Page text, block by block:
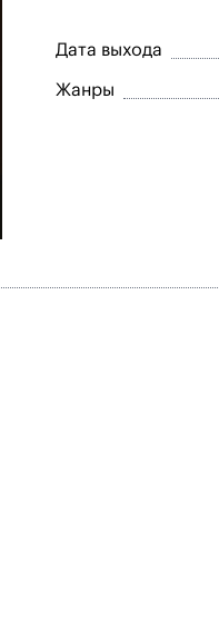
Дата выхода
Жанры